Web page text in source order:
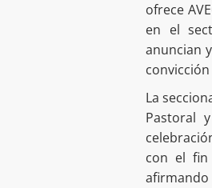
ofrece
en el
anuncian
La
Pastoral
con el fin